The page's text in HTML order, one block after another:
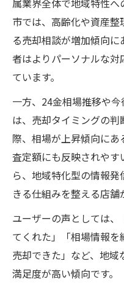
属業界全体で地域特性へ
市では、高齢化や資産
る売却相談が増加傾向
者はよりパーソナルな
ています。
一方、24金相場推移や
は、売却タイミングの
際、相場が上昇傾向にあ
査定額にも反映されや
ら、地域特化型の情報
きる仕組みを整える店舗
ユーザーの声としては
てくれた」「相場情報
売却できた」など、地
満足度が高い傾向です。